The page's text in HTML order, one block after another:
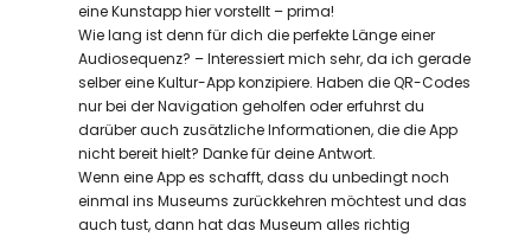
eine Kunstapp hier vorstellt – prima!
Wie lang ist denn für dich die perfekte Länge einer
Audiosequenz? – Interessiert mich sehr, da ich gerade
selber eine Kultur-App konzipiere. Haben die QR-Codes
nur bei der Navigation geholfen oder erfuhrst du
darüber auch zusätzliche Informationen, die die App
nicht bereit hielt? Danke für deine Antwort.
Wenn eine App es schafft, dass du unbedingt noch
einmal ins Museums zurückkehren möchtest und das
auch tust, dann hat das Museum alles richtig